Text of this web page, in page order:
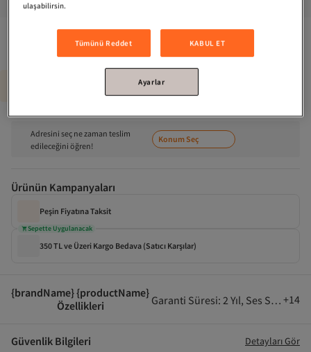
Freo Z10 Ultra Akıllı Robot Süpürge Gri,18.000PA Emiş
Adresini seç ne zaman teslim
edileceğini öğren!
Konum Seç
Ürünün Kampanyaları
Peşin Fiyatına Taksit
350 TL ve Üzeri Kargo Bedava (Satıcı Karşılar)
Sepette Uygulanacak
{brandName} {productName}
Özellikleri
Garanti Süresi: 2 Yıl, Ses Seviyesi
+14
Güvenlik Bilgileri Detayları Gör
ulaşabilirsin.
Tümünü Reddet KABUL ET
Ayarlar